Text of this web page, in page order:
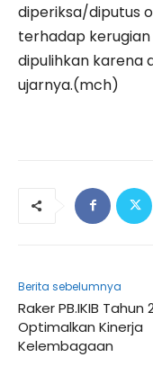
diperiksa/diputus
terhadap
dipulihkan karena
ujarnya.(mch)
Berita sebelumnya
Raker PB.IKIB Tahun
Optimalkan Kinerja
Kelembagaan